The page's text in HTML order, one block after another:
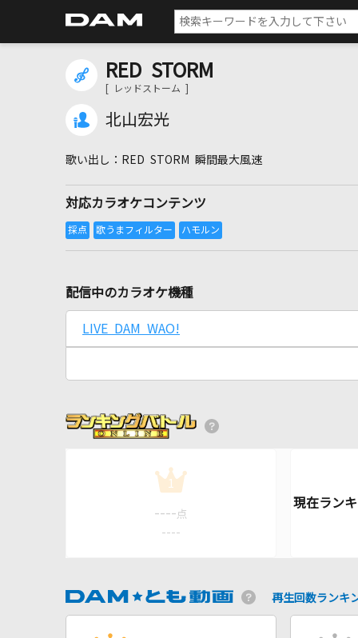
RED STORM
[ レッドストーム ]
北山宏光
RED STORM 瞬間最大風速
対応カラオケコンテンツ
配信中のカラオケ機種
LIVE DAM WAO!
1
---- 点
----
再生回数ランキ